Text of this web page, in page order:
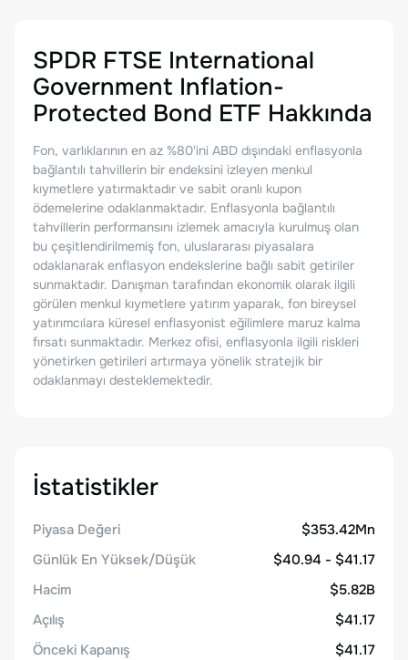
SPDR FTSE International
Government Inflation-
Protected Bond ETF Hakkında
Fon, varlıklarının en az %80'ini ABD dışındaki enflasyonla
bağlantılı tahvillerin bir endeksini izleyen menkul
kıymetlere yatırmaktadır ve sabit oranlı kupon
ödemelerine odaklanmaktadır. Enflasyonla bağlantılı
tahvillerin performansını izlemek amacıyla kurulmuş olan
bu çeşitlendirilmemiş fon, uluslararası piyasalara
odaklanarak enflasyon endekslerine bağlı sabit getiriler
sunmaktadır. Danışman tarafından ekonomik olarak ilgili
görülen menkul kıymetlere yatırım yaparak, fon bireysel
yatırımcılara küresel enflasyonist eğilimlere maruz kalma
fırsatı sunmaktadır. Merkez ofisi, enflasyonla ilgili riskleri
yönetirken getirileri artırmaya yönelik stratejik bir
odaklanmayı desteklemektedir.
İstatistikler
Piyasa Değeri
$353.42Mn
Günlük En Yüksek/Düşük
$40.94 - $41.17
Hacim
$5.82B
Açılış
$41.17
Önceki Kapanış
$41.17